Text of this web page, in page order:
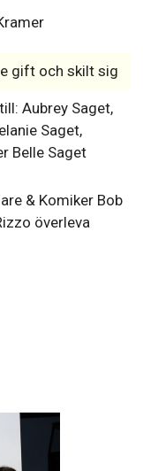
gift och skilt sig
Aubrey Saget,
Saget,
Belle Saget
& Komiker Bob
överleva